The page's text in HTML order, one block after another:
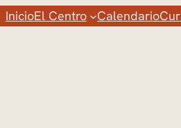
InicioEl Centro Calendario